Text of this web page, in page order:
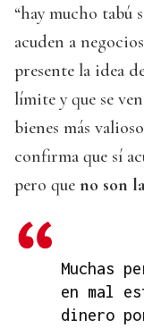
“hay mucho tabú
acuden a
presente la idea
límite y que se
bienes más
confirma que sí
pero que no son
Muchas
en mal
dinero